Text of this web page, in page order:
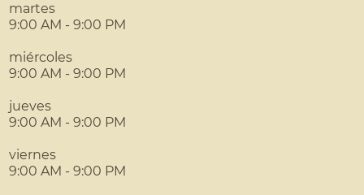
martes
9:00 AM - 9:00 PM
miércoles
9:00 AM - 9:00 PM
jueves
9:00 AM - 9:00 PM
viernes
9:00 AM - 9:00 PM